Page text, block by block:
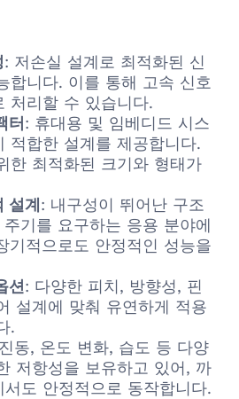
: 저손실 설계로 최적화된 신
합니다. 이를 통해 고속 신호
처리할 수 있습니다.
터 : 휴대용 및 임베디드 시스
적합한 설계를 제공합니다.
한 최적화된 크기와 형태가
설계 : 내구성이 뛰어난 구조
기를 요구하는 응용 분야에
기적으로도 안정적인 성능을
션: 다양한 피치, 방향성, 핀
설계에 맞춰 유연하게 적용
.
동, 온도 변화, 습도 등 다양
저항성을 보유하고 있어, 까
서도 안정적으로 동작합니다.